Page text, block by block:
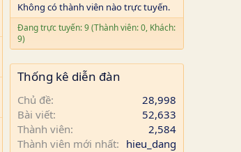
Không có thành viên nào trực tuyến.
Đang trực tuyến: 9 (Thành viên: 0, Khách:
9)
Thống kê diễn đàn
Chủ đề
28,998
Bài viết
52,633
Thành viên
2,584
Thành viên mới nhất
hieu_dang